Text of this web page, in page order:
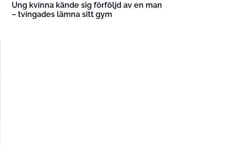
Ung kvinna kände sig förföljd av en man
– tvingades lämna sitt gym